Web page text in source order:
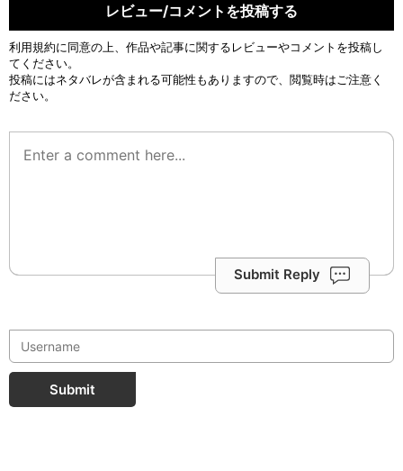
レビュー/コメントを投稿する
利用規約に同意の上、作品や記事に関するレビューやコメントを投稿し
てください。
投稿にはネタバレが含まれる可能性もありますので、閲覧時はご注意く
ださい。
Submit Reply
Submit